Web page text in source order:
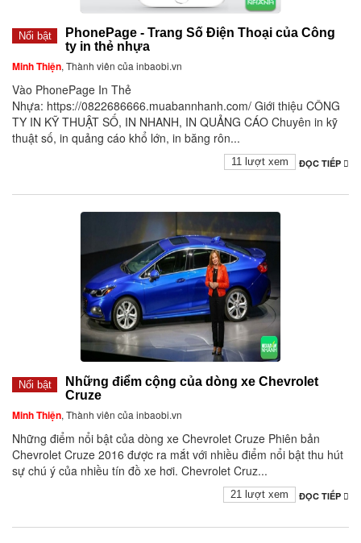
Nổi bật
PhonePage - Trang Số Điện Thoại của Công
ty in thẻ nhựa
Minh Thiện, Thành viên của inbaobi.vn
Vào PhonePage In Thẻ
Nhựa: https://0822686666.muabannhanh.com/ Giới thiệu CÔNG
TY IN KỸ THUẬT SỐ, IN NHANH, IN QUẢNG CÁO Chuyên in kỹ
thuật số, in quảng cáo khổ lớn, in băng rôn...
ĐỌC TIẾP
11 lượt xem
Nổi bật
Những điểm cộng của dòng xe Chevrolet
Cruze
Minh Thiện, Thành viên của inbaobi.vn
Những điểm nổi bật của dòng xe Chevrolet Cruze Phiên bản
Chevrolet Cruze 2016 được ra mắt với nhiều điểm nổi bật thu hút
sự chú ý của nhiều tín đồ xe hơi. Chevrolet Cruz...
ĐỌC TIẾP
21 lượt xem